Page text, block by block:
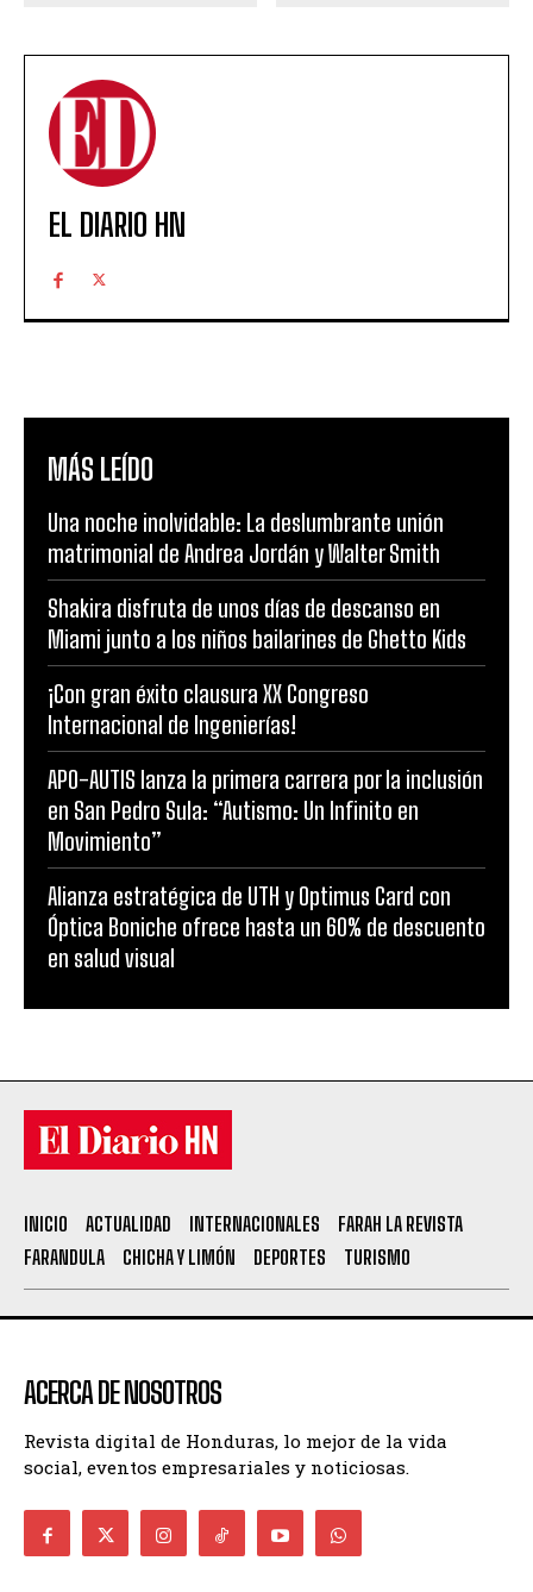
EL DIARIO HN
MÁS LEÍDO
Una noche inolvidable: La deslumbrante unión
matrimonial de Andrea Jordán y Walter Smith
Shakira disfruta de unos días de descanso en
Miami junto a los niños bailarines de Ghetto Kids
¡Con gran éxito clausura XX Congreso
Internacional de Ingenierías!
APO-AUTIS lanza la primera carrera por la inclusión
en San Pedro Sula: “Autismo: Un Infinito en
Movimiento”
Alianza estratégica de UTH y Optimus Card con
Óptica Boniche ofrece hasta un 60% de descuento
en salud visual
INICIO ACTUALIDAD INTERNACIONALES
FARAH LA REVISTA
FARANDULA
CHICHA Y LIMÓN DEPORTES TURISMO
ACERCA DE NOSOTROS
Revista digital de Honduras, lo mejor de la vida
social, eventos empresariales y noticiosas.